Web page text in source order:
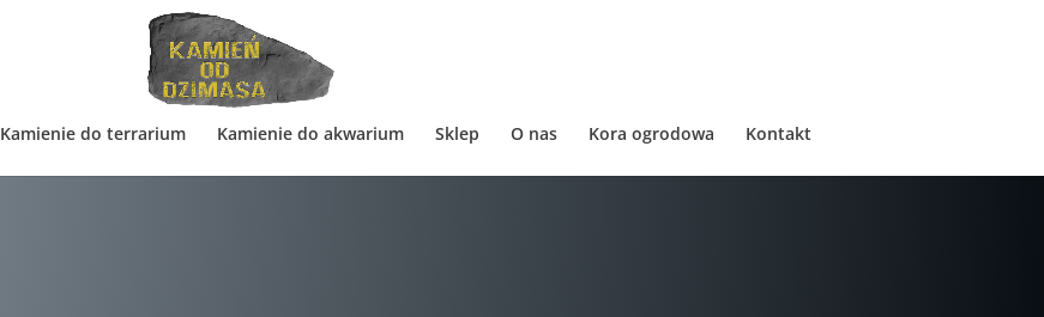
Kamienie do terrarium Kamienie do akwarium Sklep O nas Kora ogrodowa Kontakt